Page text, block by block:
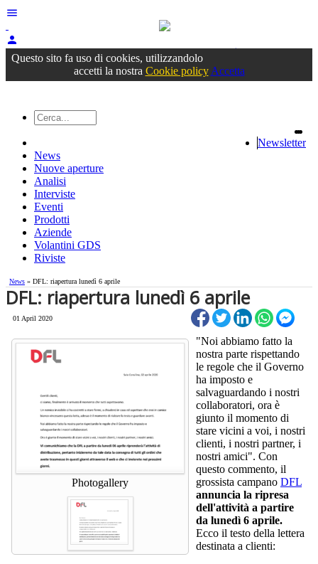
menu
person
Accedioppure registrati
Questo sito fa uso di cookies, utilizzandolo
accetti la nostra Cookie policy Accetta
Newsletter
News
Nuove aperture
Analisi
Interviste
Eventi
Prodotti
Aziende
Volantini GDS
Riviste
News » DFL: riapertura lunedì 6 aprile
DFL: riapertura lunedì 6 aprile
01 April 2020
Photogallery
"Noi abbiamo fatto la
nostra parte rispettando
le regole che il Governo
ha imposto e
salvaguardando i nostri
collaboratori, ora è
giunto il momento di
stare vicini a voi, i nostri
clienti, i nostri partner, i
nostri amici". Con
questo commento, il
grossista campano DFL
annuncia la ripresa
dell'attività a partire
da lunedì 6 aprile.
Ecco il testo della lettera
destinata a clienti: